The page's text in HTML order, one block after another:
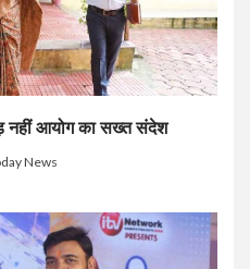
नहीं आयोग का सख्त संदेश
News